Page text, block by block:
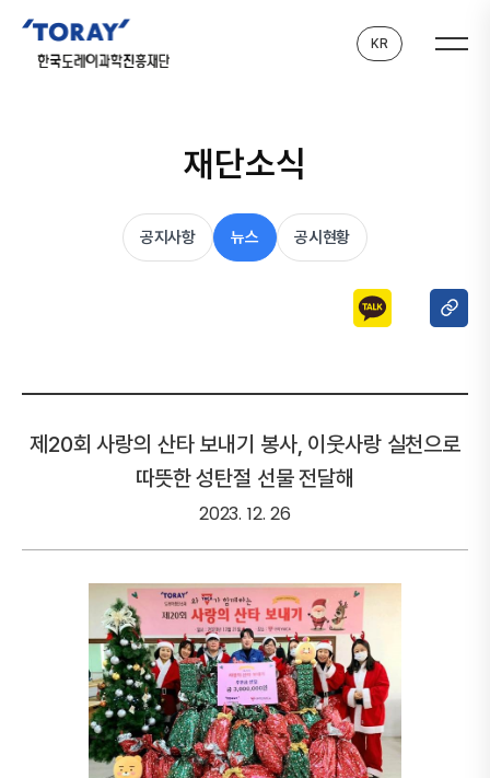
KR
재단소식
공지사항 뉴스 공시현황
제20회 사랑의 산타 보내기 봉사, 이웃사랑 실천으로
따뜻한 성탄절 선물 전달해
2023. 12. 26